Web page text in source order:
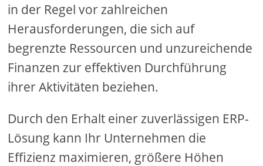
in der Regel vor zahlreichen
Herausforderungen, die sich auf
begrenzte Ressourcen und unzureichende
Finanzen zur effektiven Durchführung
ihrer Aktivitäten beziehen.
Durch den Erhalt einer zuverlässigen ERP-
Lösung kann Ihr Unternehmen die
Effizienz maximieren, größere Höhen